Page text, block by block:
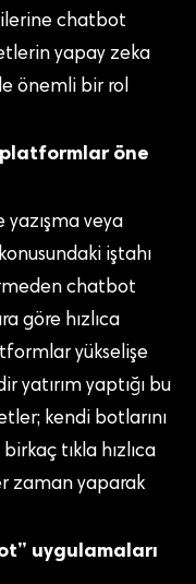
chatbot
yapay zeka
önemli bir rol
öne
yazışma veya
iştahı
chatbot
göre hızlıca
yükselişe
yatırım yaptığı bu
kendi botlarını
tıkla hızlıca
zaman yaparak
uygulamaları